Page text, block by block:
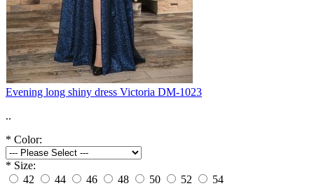
Evening long shiny dress Victoria DM-1023
..
* Color:
* Size:
42
44 46 48 50 52
54